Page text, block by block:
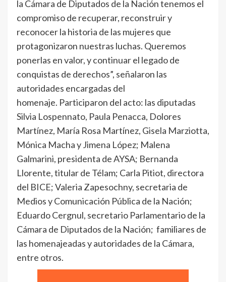
la Cámara de Diputados de la Nación tenemos el
compromiso de recuperar, reconstruir y
reconocer la historia de las mujeres que
protagonizaron nuestras luchas. Queremos
ponerlas en valor, y continuar el legado de
conquistas de derechos”, señalaron las
autoridades encargadas del
homenaje. Participaron del acto: las diputadas
Silvia Lospennato, Paula Penacca, Dolores
Martínez, María Rosa Martínez, Gisela Marziotta,
Mónica Macha y Jimena López; Malena
Galmarini, presidenta de AYSA; Bernanda
Llorente, titular de Télam; Carla Pitiot, directora
del BICE; Valeria Zapesochny, secretaria de
Medios y Comunicación Pública de la Nación;
Eduardo Cergnul, secretario Parlamentario de la
Cámara de Diputados de la Nación; familiares de
las homenajeadas y autoridades de la Cámara,
entre otros.